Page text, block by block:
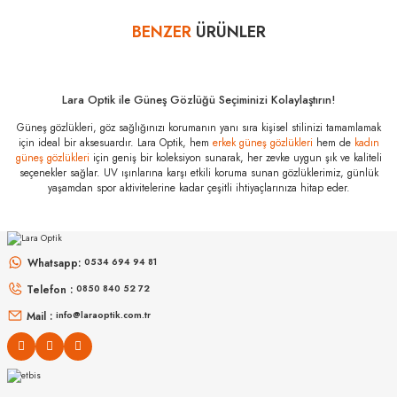
hatası aldığınız durumda bankanızla irtibata geçip aksesuar
Tom Ford TF 429
03W 54
Özellikleri
Marka
:
Tom Ford
Yorum Yaz
BENZERÜRÜNLER
Lara Optik ile Güneş Gözlüğü Seçiminizi Kolaylaştırın!
Güneş gözlükleri, göz sağlığınızı korumanın yanı sıra kişisel stilinizi tamamlamak
için ideal bir aksesuardır. Lara Optik, hem erkek güneş gözlükleri hem de kadın
güneş gözlükleri için geniş bir koleksiyon sunarak, her zevke uygun şık ve kaliteli
seçenekler sağlar. UV ışınlarına karşı etkili koruma sunan gözlüklerimiz, günlük
yaşamdan spor aktivitelerine kadar çeşitli ihtiyaçlarınıza hitap eder.
Whatsapp: 0534 694 94 81
Telefon : 0850 840 52 72
Mail : info@laraoptik.com.tr